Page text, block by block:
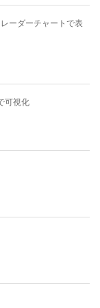
ーダーチャートで表
可視化